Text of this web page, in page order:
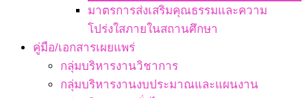
มาตรการส่งเสริมคุณธรรมและความ
โปร่งใสภายในสถานศึกษา
คู่มือ/เอกสารเผยแพร่
กลุ่มบริหารงานวิชาการ
กลุ่มบริหารงานงบประมาณและแผนงาน